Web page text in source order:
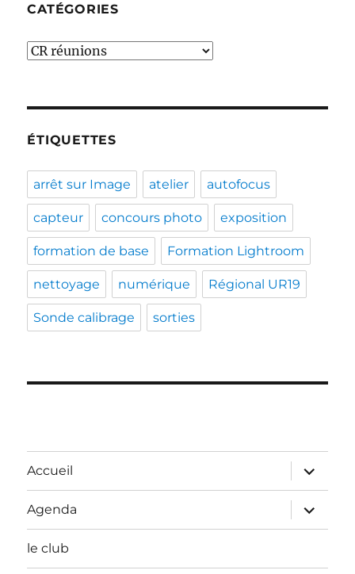
CATÉGORIES
Catégories
ÉTIQUETTES
arrêt sur Image atelier autofocus
capteur concours photo exposition
formation de base Formation Lightroom
nettoyage numérique Régional UR19
Sonde calibrage sorties
Accueil
ouvrir
le
sous-
menu
Agenda
ouvrir
le
sous-
le club